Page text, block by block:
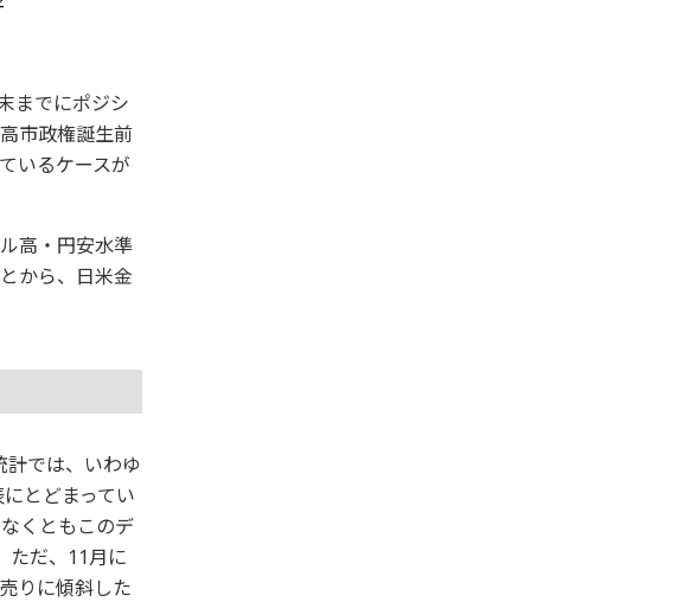
までにポジシ
市政権誕生前
いるケースが
高・円安水準
から、日米金
では、いわゆ
とどまってい
くともこのデ
ただ、11月に
りに傾斜した